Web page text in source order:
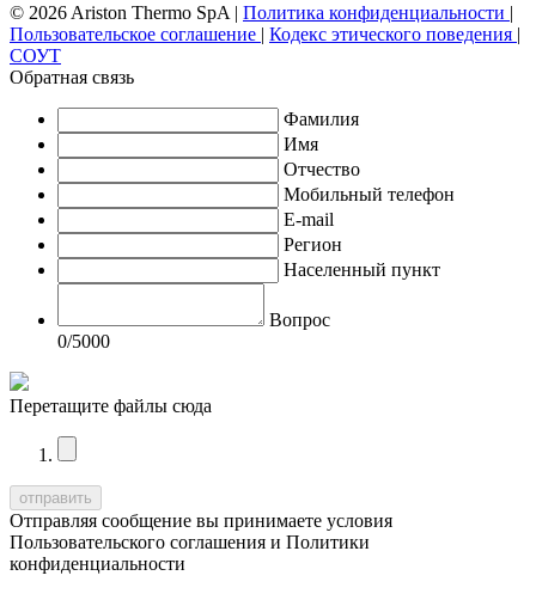
© 2026 Ariston Thermo SpA | Политика конфиденциальности |
Пользовательское соглашение | Кодекс этического поведения |
СОУТ
Обратная связь
Фамилия
Имя
Отчество
Мобильный телефон
E-mail
Регион
Населенный пункт
Вопрос
0/5000
Перетащите файлы сюда
Отправляя сообщение вы принимаете условия
Пользовательского соглашения и Политики
конфиденциальности